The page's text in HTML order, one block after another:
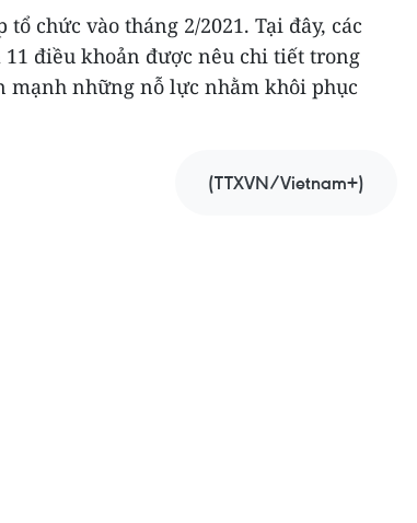
chức vào tháng 2/2021. Tại đây, các
điều khoản được nêu chi tiết trong
mạnh những nỗ lực nhằm khôi phục
(TTXVN/Vietnam+)